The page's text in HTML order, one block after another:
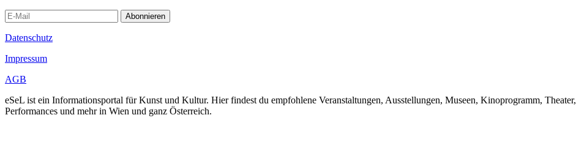
Abonnieren
Datenschutz
Impressum
AGB
eSeL ist ein Informationsportal für Kunst und Kultur. Hier findest du empfohlene Veranstaltungen, Ausstellungen, Museen, Kinoprogramm, Theater,
Performances und mehr in Wien und ganz Österreich.